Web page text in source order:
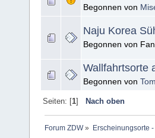
Begonnen von
Naju Korea
Begonnen von
Wallfahrtsorte
Begonnen von
Seiten: [1] Nach oben
Forum ZDW» Erscheinungsorte